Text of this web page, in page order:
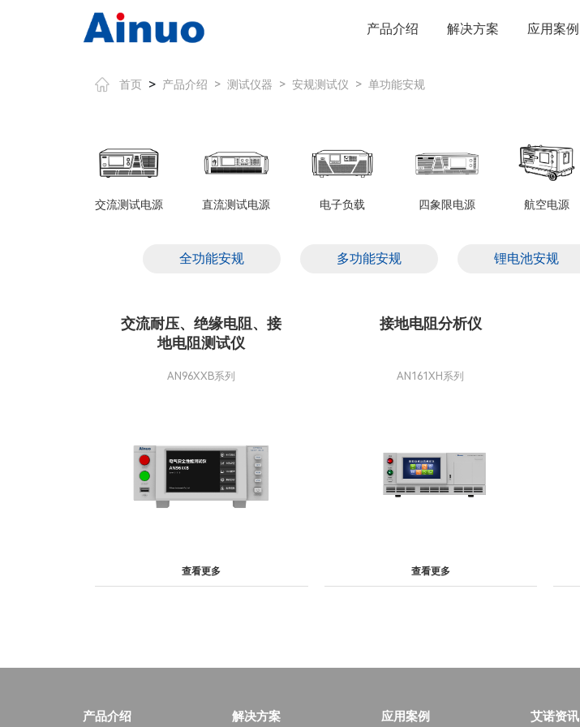
产品介绍 解决方案 应用案例
首页 > 产品介绍 > 测试仪器 > 安规测试仪 > 单功能安规
交流测试电源 直流测试电源 电子负载 四象限电源 航空电源
全功能安规 多功能安规 锂电池安规
交流耐压、绝缘电阻、接
地电阻测试仪
AN96XXB系列
查看更多
接地电阻分析仪
AN161XH系列
查看更多
产品介绍 解决方案 应用案例 艾诺资讯